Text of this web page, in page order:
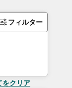
フィルター
をクリア